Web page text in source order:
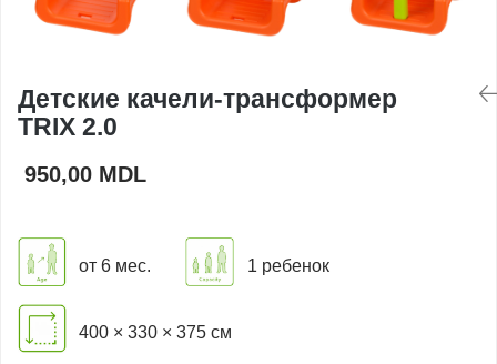
Игровые домики
Детские столики и
скамейки
Доски для рисования
Детские качели-трансформер
TRIX 2.0
950,00 MDL
от 6 мес. 1 ребенок
400 × 330 × 375 см